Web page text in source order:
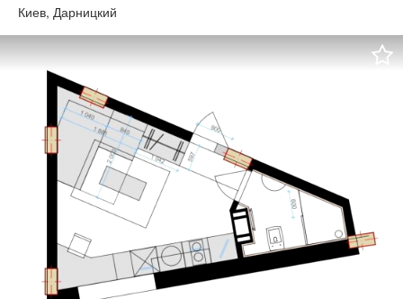
мешканця великого міста, чисте повітря. Поруч велике чисте
озеро з рідким чистим пляжем. Панорамні вікна, модне та
сміливе архітектурне рішення, сучасне, красиве та зручне.
виглядом. Будинок розташований у Дарницькому районі столиці.
Дуже хороша інвестиція для себе або здачі квартири в оренду,
швидка окупність.
Киев, Дарницкий